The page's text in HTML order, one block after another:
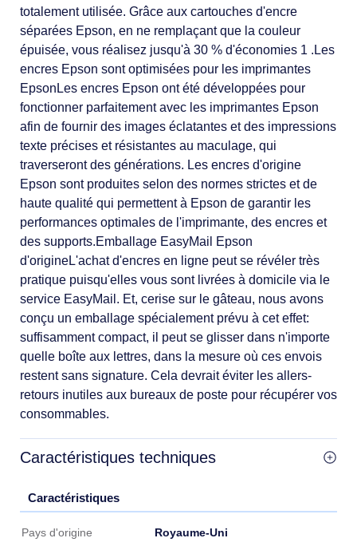
totalement utilisée. Grâce aux cartouches d'encre
séparées Epson, en ne remplaçant que la couleur
épuisée, vous réalisez jusqu'à 30 % d'économies 1 .Les
encres Epson sont optimisées pour les imprimantes
EpsonLes encres Epson ont été développées pour
fonctionner parfaitement avec les imprimantes Epson
afin de fournir des images éclatantes et des impressions
texte précises et résistantes au maculage, qui
traverseront des générations. Les encres d'origine
Epson sont produites selon des normes strictes et de
haute qualité qui permettent à Epson de garantir les
performances optimales de l'imprimante, des encres et
des supports.Emballage EasyMail Epson
d'origineL'achat d'encres en ligne peut se révéler très
pratique puisqu'elles vous sont livrées à domicile via le
service EasyMail. Et, cerise sur le gâteau, nous avons
conçu un emballage spécialement prévu à cet effet:
suffisamment compact, il peut se glisser dans n'importe
quelle boîte aux lettres, dans la mesure où ces envois
restent sans signature. Cela devrait éviter les allers-
retours inutiles aux bureaux de poste pour récupérer vos
consommables.
Caractéristiques techniques
Caractéristiques
Caractéristiques
Pays d'origine Royaume-Uni